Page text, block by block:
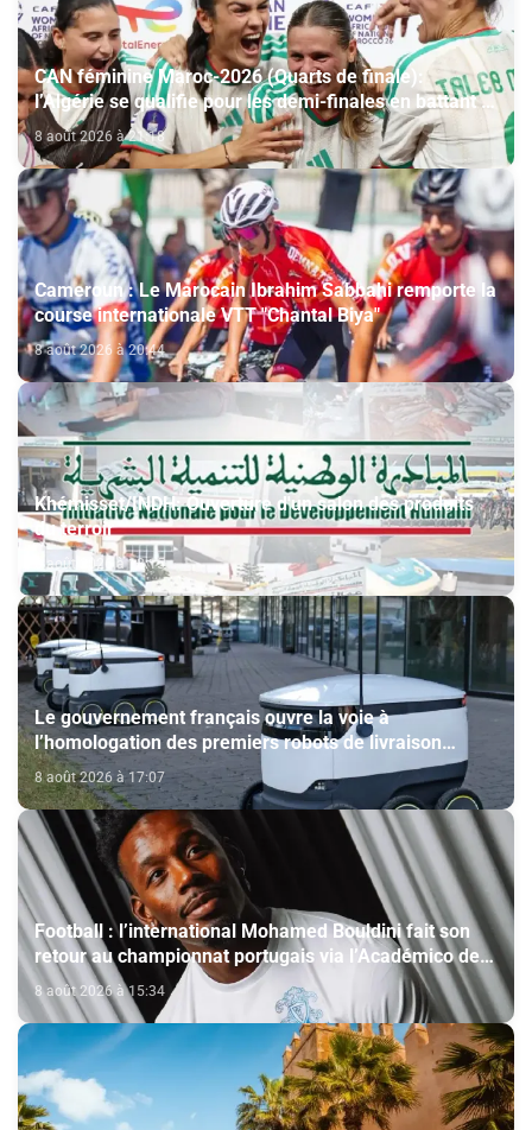
CAN féminine Maroc-2026 (Quarts de finale):
l’Algérie se qualifie pour les demi-finales en battant la
Côte d’Ivoire (2-1)
8 août 2026 à 21:18
Cameroun : Le Marocain Ibrahim Sabbahi remporte la
course internationale VTT "Chantal Biya"
8 août 2026 à 20:44
Khémisset/INDH: Ouverture d'un salon des produits
du terroir
8 août 2026 à 18:15
Le gouvernement français ouvre la voie à
l’homologation des premiers robots de livraison
autonome
8 août 2026 à 17:07
Football : l’international Mohamed Bouldini fait son
retour au championnat portugais via l’Académico de
Viseu
8 août 2026 à 15:34